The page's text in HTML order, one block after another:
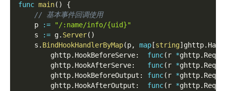
func main( )
{
// 基本事件回调使用
    p
:=
"/:name/info/{uid}"
    s
:= g. Server( )
    s
. BindHookHandlerByMap(p, map [string] ghttp.
        ghttp
. HookBeforeServe: func( r *ghttp.
        ghttp
. HookAfterServe: func( r *ghttp.
        ghttp
. HookBeforeOutput : func( r *ghttp.
        ghttp
. HookAfterOutput : func( r *ghttp.